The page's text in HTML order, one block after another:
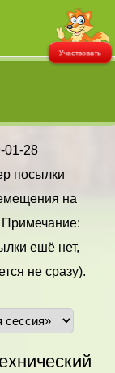
Участвовать
01-28
посылки
на
Примечание:
ешё нет,
не сразу).